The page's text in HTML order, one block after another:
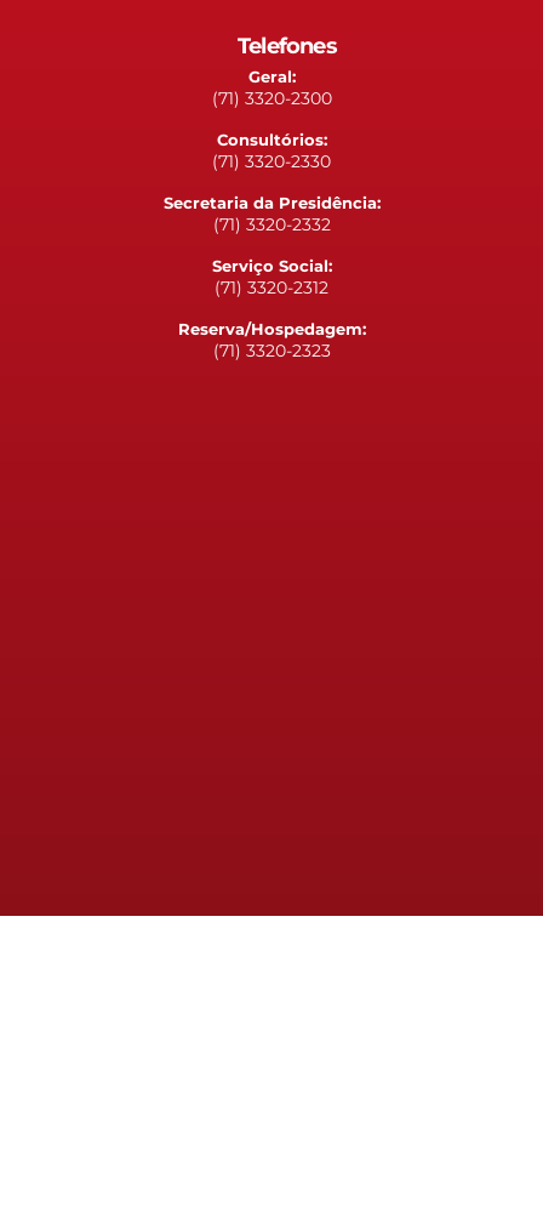
Telefones
Geral:
(71) 3320-2300
Consultórios:
(71) 3320-2330
Secretaria da Presidência:
(71) 3320-2332
Serviço Social:
(71) 3320-2312
Reserva/Hospedagem:
(71) 3320-2323